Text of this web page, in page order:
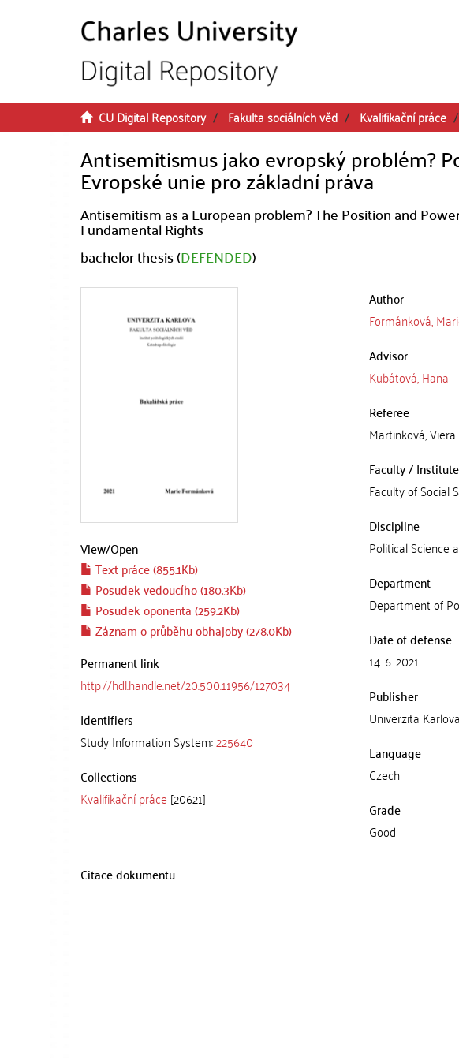
CU Digital Repository Fakulta sociálních věd Kvalifikační práce
Antisemitismus jako evropský problém?
Evropské unie pro základní práva
Antisemitism as a European problem? The Position and
Fundamental Rights
bachelor thesis (DEFENDED)
View/Open
Text práce (855.1Kb)
Posudek vedoucího (180.3Kb)
Posudek oponenta (259.2Kb)
Záznam o průběhu obhajoby (278.0Kb)
Permanent link
http://hdl.handle.net/20.500.11956/127034
Identifiers
Study Information System:225640
Collections
Kvalifikační práce [20621]
Author
Formánková,
Advisor
Kubátová, Hana
Referee
Martinková, Viera
Faculty / Institute
Faculty of Social
Discipline
Political Science
Department
Department of
Date of defense
14. 6. 2021
Publisher
Univerzita
Language
Czech
Grade
Good
Citace dokumentu